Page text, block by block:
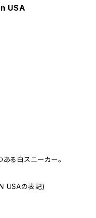
USA
る白スニーカー。
USAの表記)